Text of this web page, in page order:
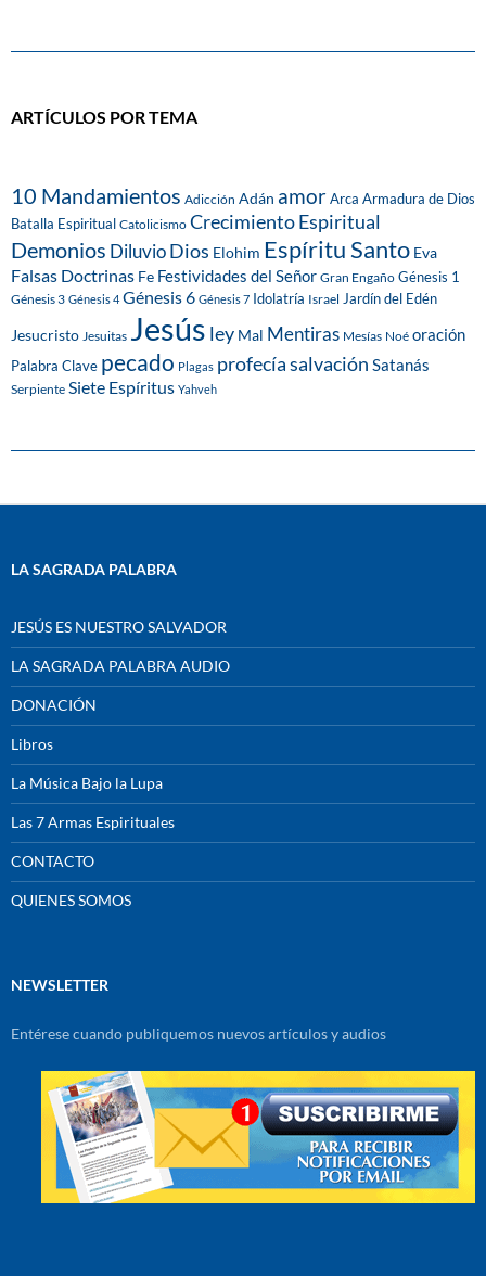
ARTÍCULOS POR TEMA
10 Mandamientos Adicción Adán amorArca Armadura de Dios
Batalla Espiritual Catolicismo Crecimiento Espiritual
Demonios DiluvioDios Elohim Espíritu Santo Eva
Falsas Doctrinas Fe Festividades del Señor Gran Engaño Génesis 1
Génesis 3 Génesis 4 Génesis 6 Génesis 7 Idolatría Israel Jardín del Edén
Jesucristo Jesuitas Jesús ley Mal Mentiras Mesías Noé oración
Palabra Clave pecado Plagas profecíasalvación Satanás
Serpiente Siete Espíritus Yahveh
LA SAGRADA PALABRA
JESÚS ES NUESTRO SALVADOR
LA SAGRADA PALABRA AUDIO
DONACIÓN
Libros
La Música Bajo la Lupa
Las 7 Armas Espirituales
CONTACTO
QUIENES SOMOS
NEWSLETTER
Entérese cuando publiquemos nuevos artículos y audios